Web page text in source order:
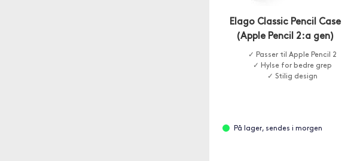
Elago Classic Pencil Case
(Apple Pencil 2:a gen)
✓ Passer til Apple Pencil 2
✓ Hylse for bedre grep
✓ Stilig design
På lager, sendes i morgen